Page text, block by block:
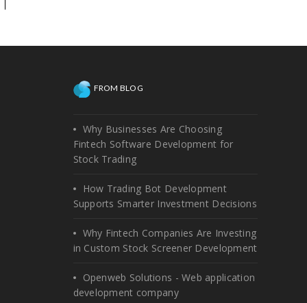
precisa de melhorias!
FROM BLOG
Why Businesses Are Choosing
Fintech Software Development for
Stock Trading
How Trading Bot Development
Supports Smarter Investment Decisions
Why Fintech Companies Are Investing
in Custom Stock Screener Development
Openweb Solutions - Web application
development company